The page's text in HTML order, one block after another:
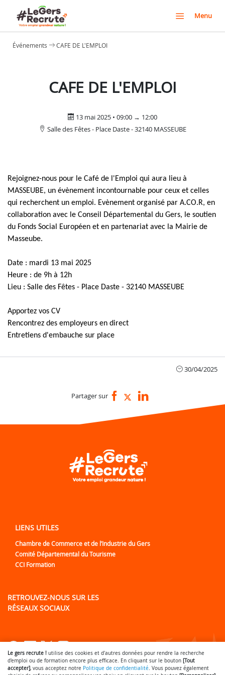
Menu
Événements CAFE DE L'EMPLOI
CAFE DE L'EMPLOI
13 mai 2025 • 09:00 → 12:00
Salle des Fêtes - Place Daste - 32140 MASSEUBE
Rejoignez-nous pour le Café de l'Emploi qui aura lieu à
MASSEUBE, un évènement incontournable pour ceux et celles
qui recherchent un emploi. Evènement organisé par A.CO.R, en
collaboration avec le Conseil Départemental du Gers, le soutien
du Fonds Social Européen et en partenariat avec la Mairie de
Masseube.
Date : mardi 13 mai 2025
Heure : de 9h à 12h
Lieu : Salle des Fêtes - Place Daste - 32140 MASSEUBE
Apportez vos CV
Rencontrez des employeurs en direct
Entretiens d'embauche sur place
30/04/2025
Partager sur
LIENS UTILES
Chambre de Commerce et de l’Industrie du Gers
Comité Départemental du Tourisme
CCI Formation
RETROUVEZ-NOUS SUR LES
RÉSEAUX SOCIAUX
Le gers recrute ! utilise des cookies et d'autres données pour rendre la recherche
d'emploi ou de formation encore plus efficace. En cliquant sur le bouton [Tout
accepter], vous acceptez notre Politique de confidentialité. Vous pouvez également